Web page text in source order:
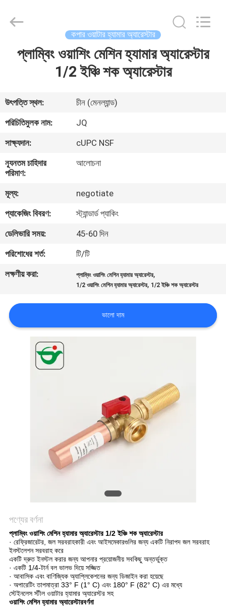
বাড়ি
আমাদের
সম্পর্কে
কারখানা
ভ্রমণ
মান
নিয়ন্ত্রণ
যোগাযোগ
খবর
উদ্ধৃতির
PRIVACY
কপার ওয়াটার হ্যামার অ্যারেস্টার
প্লাম্বিং ওয়াশিং মেশিন হ্যামার অ্যারেস্টার
1/2 ইঞ্চি শক অ্যারেস্টার
উৎপত্তি স্থল:
চীন (মেনল্যান্ড)
পরিচিতিমুলক নাম:
JQ
সাক্ষ্যদান:
cUPC NSF
ন্যূনতম চাহিদার
পরিমাণ:
আলোচনা
মূল্য:
negotiate
প্যাকেজিং বিবরণ:
স্ট্যান্ডার্ড প্যাকিং
ডেলিভারি সময়:
45-60 দিন
পরিশোধের শর্ত:
টি/টি
লক্ষণীয় করা:
প্লাম্বিং ওয়াশিং মেশিন হ্যামার অ্যারেস্টর,
1/2 ওয়াশিং মেশিন হ্যামার অ্যারেস্টর, 1/2 ইঞ্চি শক অ্যারেস্টর
ভালো দাম
পণ্যের বর্ণনা
প্লাম্বিং ওয়াশিং মেশিন হ্যামার অ্যারেস্টার 1/2 ইঞ্চি শক অ্যারেস্টার
· রেফ্রিজারেটর, জল সরবরাহকারী এবং আইসমেকারগুলির জন্য একটি নিরাপদ জল সরবরাহ
ইনস্টলেশন সরবরাহ করে
একটি দ্রুত ইনস্টল করার জন্য আপনার প্রয়োজনীয় সবকিছু অন্তর্ভুক্ত
· একটি 1/4-টার্ন বল ভালভ দিয়ে সজ্জিত
· আবাসিক এবং বাণিজ্যিক অ্যাপ্লিকেশনের জন্য ডিজাইন করা হয়েছে
· অপারেটিং তাপমাত্রা 33° F (1° C) এবং 180° F (82° C) এর মধ্যে
স্টেইনলেস স্টীল ওয়াটার হ্যামার অ্যারেস্টর সহ
ওয়াশিং মেশিন হ্যামার অ্যারেস্টারবর্ণনা